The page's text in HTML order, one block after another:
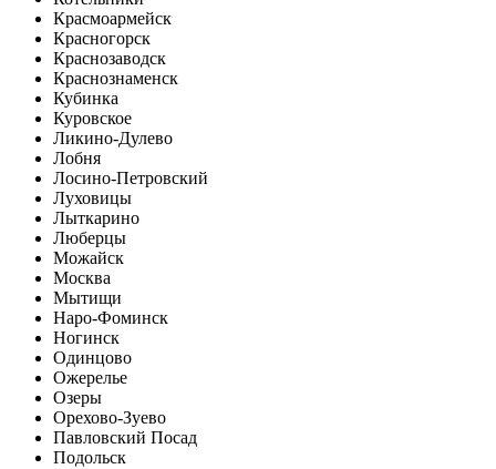
Красмоармейск
Красногорск
Краснозаводск
Краснознаменск
Кубинка
Куровское
Ликино-Дулево
Лобня
Лосино-Петровский
Луховицы
Лыткарино
Люберцы
Можайск
Москва
Мытищи
Наро-Фоминск
Ногинск
Одинцово
Ожерелье
Озеры
Орехово-Зуево
Павловский Посад
Подольск